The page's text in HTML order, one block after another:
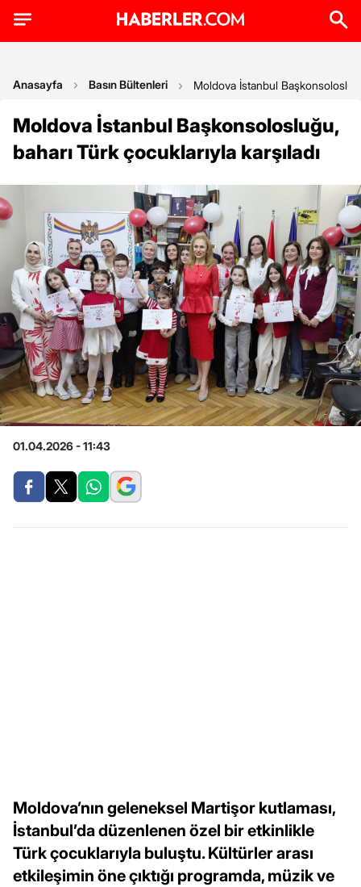
Anasayfa Basın Bültenleri Moldova İstanbul
Moldova İstanbul Başkonsolosluğu,
baharı Türk çocuklarıyla karşıladı
01.04.2026 - 11:43
Moldova’nın geleneksel Martişor kutlaması,
İstanbul’da düzenlenen özel bir etkinlikle
Türk çocuklarıyla buluştu. Kültürler arası
etkileşimin öne çıktığı programda, müzik ve